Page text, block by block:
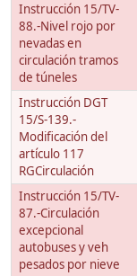
Instrucción 15/TV-
88.-Nivel rojo por
nevadas en
circulación tramos
de túneles
Instrucción DGT
15/S-139.-
Modificación del
artículo 117
RGCirculación
Instrucción 15/TV-
87.-Circulación
excepcional
autobuses y veh
pesados por nieve